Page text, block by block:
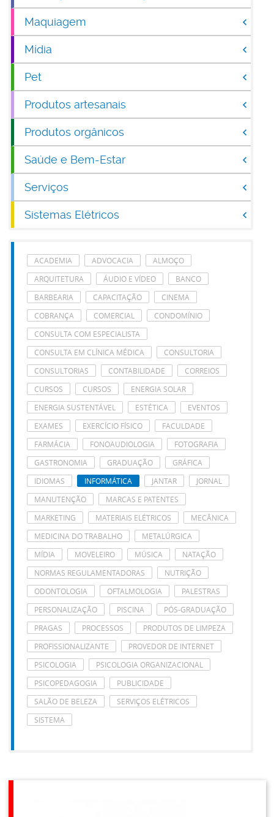
Maquiagem
Mídia
Pet
Produtos artesanais
Produtos orgânicos
Saúde e Bem-Estar
Serviços
Sistemas Elétricos
ACADEMIA ADVOCACIA
ALMOÇO
ARQUITETURA
ÁUDIO E VÍDEO
BANCO
BARBEARIA
CAPACITAÇÃO
CINEMA
COBRANÇA
COMERCIAL
CONDOMÍNIO
CONSULTA COM ESPECIALISTA
CONSULTA EM CLÍNICA MÉDICA
CONSULTORIA
CONSULTORIAS
CONTABILIDADE
CORREIOS
CURSOS
CURSOS
ENERGIA SOLAR
ENERGIA SUSTENTÁVEL
ESTÉTICA
EVENTOS
EXAMES
EXERCÍCIO FÍSICO
FACULDADE
FARMÁCIA
FONOAUDIOLOGIA
FOTOGRAFIA
GASTRONOMIA
GRADUAÇÃO
GRÁFICA
IDIOMAS
INFORMÁTICA JANTAR
JORNAL
MANUTENÇÃO
MARCAS E PATENTES
MARKETING
MATERIAIS ELÉTRICOS
MECÂNICA
MEDICINA DO TRABALHO
METALÚRGICA
MÍDIA
MOVELEIRO MÚSICA
NATAÇÃO
NORMAS REGULAMENTADORAS
NUTRIÇÃO
ODONTOLOGIA
OFTALMOLOGIA
PALESTRAS
PERSONALIZAÇÃO
PISCINA
PÓS-GRADUAÇÃO
PRAGAS
PROCESSOS
PRODUTOS DE LIMPEZA
PROFISSIONALIZANTE
PROVEDOR DE INTERNET
PSICOLOGIA
PSICOLOGIA ORGANIZACIONAL
PSICOPEDAGOGIA
PUBLICIDADE
SALÃO DE BELEZA
SERVIÇOS ELÉTRICOS
SISTEMA